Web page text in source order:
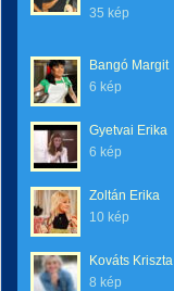
35 kép
Bangó Margit
6 kép
Gyetvai Erika
6 kép
Zoltán Erika
10 kép
Kováts Kriszta
8 kép